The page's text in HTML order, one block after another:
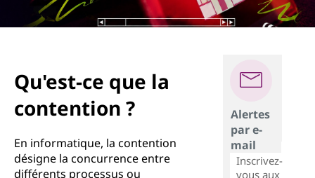
a
Qu'est-ce que la
contention ?
En informatique, la contention
désigne la concurrence entre
différents processus ou
Alertes
par e-
mail
Inscrivez-
vous aux